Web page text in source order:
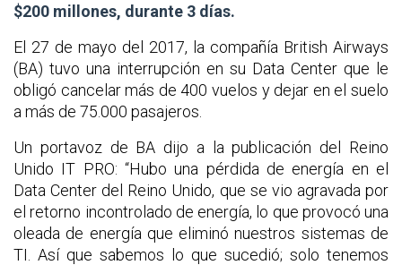
$200 millones, durante 3 días.
El 27 de mayo del 2017, la compañía British Airways
(BA) tuvo una interrupción en su Data Center que le
obligó cancelar más de 400 vuelos y dejar en el suelo
a más de 75.000 pasajeros.
Un portavoz de BA dijo a la publicación del Reino
Unido IT PRO: “Hubo una pérdida de energía en el
Data Center del Reino Unido, que se vio agravada por
el retorno incontrolado de energía, lo que provocó una
oleada de energía que eliminó nuestros sistemas de
TI. Así que sabemos lo que sucedió; solo tenemos